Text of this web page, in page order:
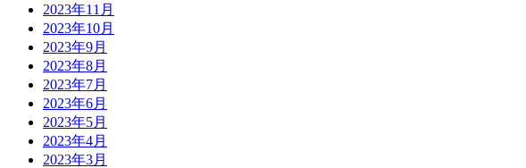
2023年11月
2023年10月
2023年9月
2023年8月
2023年7月
2023年6月
2023年5月
2023年4月
2023年3月